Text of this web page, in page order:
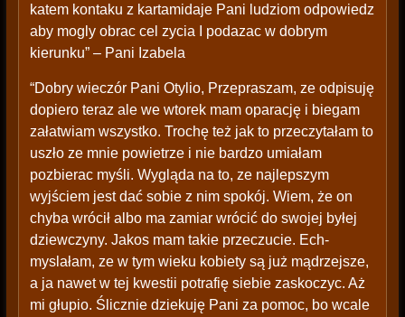
katem kontaku z kartamidaje Pani ludziom odpowiedz
aby mogly obrac cel zycia I podazac w dobrym
kierunku” – Pani Izabela
“Dobry wieczór Pani Otylio, Przepraszam, ze odpisuję
dopiero teraz ale we wtorek mam oparację i biegam
załatwiam wszystko. Trochę też jak to przeczytałam to
uszło ze mnie powietrze i nie bardzo umiałam
pozbierac myśli. Wygląda na to, ze najlepszym
wyjściem jest dać sobie z nim spokój. Wiem, że on
chyba wrócił albo ma zamiar wrócić do swojej byłej
dziewczyny. Jakos mam takie przeczucie. Ech-
myslałam, ze w tym wieku kobiety są już mądrzejsze,
a ja nawet w tej kwestii potrafię siebie zaskoczyc. Aż
mi głupio. Ślicznie dziekuję Pani za pomoc, bo wcale